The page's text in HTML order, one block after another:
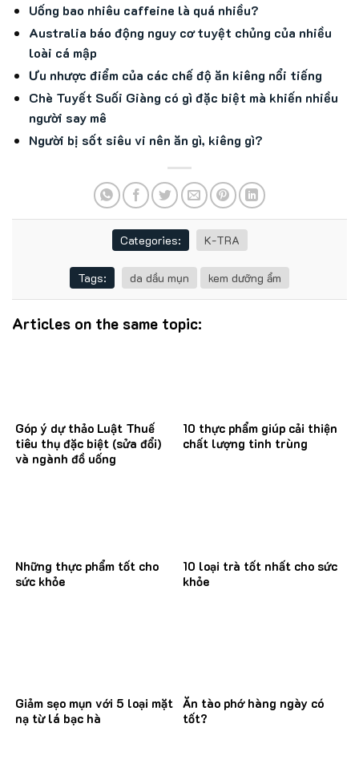
Uống bao nhiêu caffeine là quá nhiều?
Australia báo động nguy cơ tuyệt chủng của nhiều
loài cá mập
Ưu nhược điểm của các chế độ ăn kiêng nổi tiếng
Chè Tuyết Suối Giàng có gì đặc biệt mà khiến nhiều
người say mê
Người bị sốt siêu vi nên ăn gì, kiêng gì?
Categories: K-TRA
Tags: da dầu mụn kem dưỡng ẩm
Articles on the same topic:
Góp ý dự thảo Luật Thuế
tiêu thụ đặc biệt (sửa đổi)
và ngành đồ uống
10 thực phẩm giúp cải thiện
chất lượng tinh trùng
Những thực phẩm tốt cho
sức khỏe
10 loại trà tốt nhất cho sức
khỏe
Giảm sẹo mụn với 5 loại mặt
nạ từ lá bạc hà
Ăn tào phớ hàng ngày có
tốt?